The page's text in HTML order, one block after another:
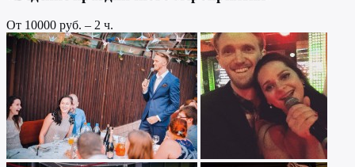
От 10000 руб. – 2 ч.